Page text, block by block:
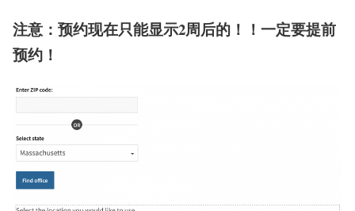
注意：预约现在只能显示2周后的！！一定要提前
预约！